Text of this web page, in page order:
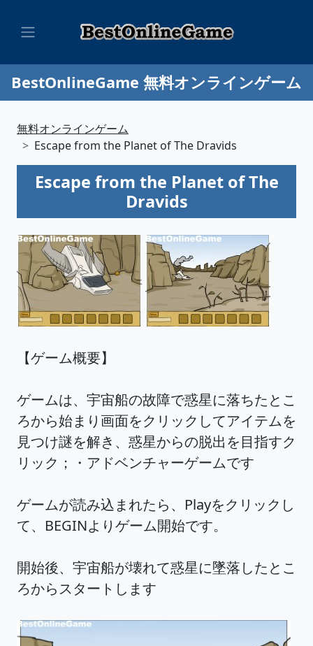
BestOnlineGame 無料オンラインゲーム
無料オンラインゲーム
Escape from the Planet of The Dravids
Escape from the Planet of The
Dravids
【ゲーム概要】
ゲームは、宇宙船の故障で惑星に落ちたとこ
ろから始まり画面をクリックしてアイテムを
見つけ謎を解き、惑星からの脱出を目指すク
リック；・アドベンチャーゲームです
ゲームが読み込まれたら、Playをクリックし
て、BEGINよりゲーム開始です。
開始後、宇宙船が壊れて惑星に墜落したとこ
ろからスタートします